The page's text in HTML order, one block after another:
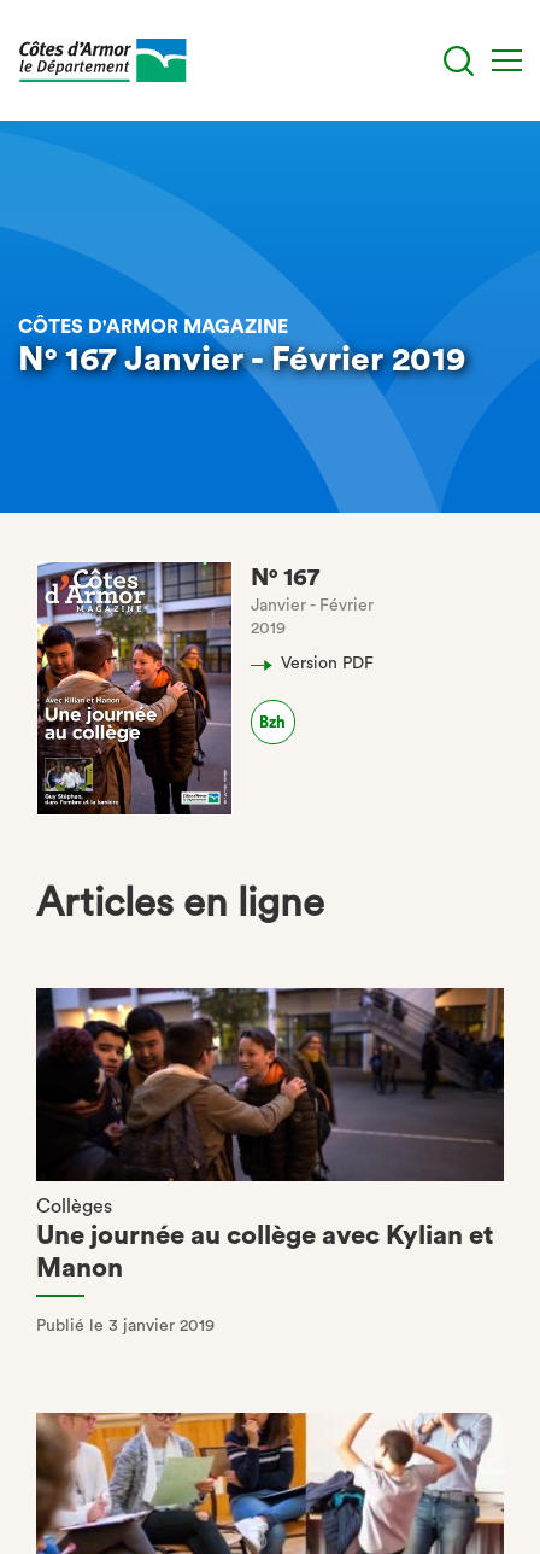
CÔTES D'ARMOR MAGAZINE
N° 167 Janvier - Février 2019
N° 167
Janvier - Février
2019
Version PDF
onglet)
Bzh
(nouvel
Articles en ligne
Collèges
Une journée au collège avec Kylian et
Manon
Publié le 3 janvier 2019